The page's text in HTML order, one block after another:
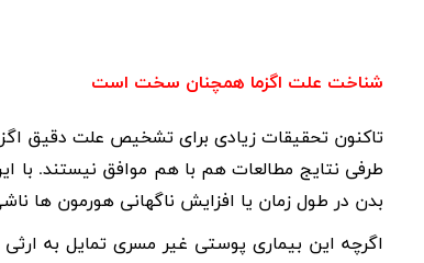
شناخت علت اگزما همچنان سخت است
تاکنون تحقیقات زیادی برای تشخیص علت دقیق
طرفی نتایج مطالعات هم با هم موافق نیستند. با
بدن در طول زمان یا افزایش ناگهانی هورمون ها
اگرچه این بیماری پوستی غیر مسری تمایل به ارثی